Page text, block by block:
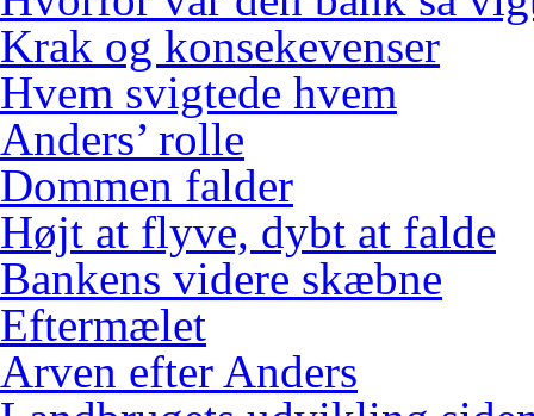
Krak og konsekevenser
Hvem svigtede hvem
Anders’ rolle
Dommen falder
Højt at flyve, dybt at falde
Bankens videre skæbne
Eftermælet
Arven efter Anders